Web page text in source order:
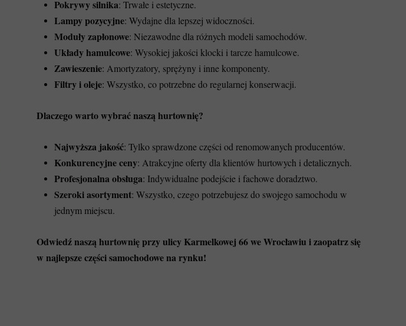
Pokrywy silnika: Trwałe i estetyczne.
Lampy pozycyjne: Wydajne dla lepszej widoczności.
Moduły zapłonowe: Niezawodne dla różnych modeli samochodów.
Układy hamulcowe: Wysokiej jakości klocki i tarcze hamulcowe.
Zawieszenie: Amortyzatory, sprężyny i inne komponenty.
Filtry i oleje: Wszystko, co potrzebne do regularnej konserwacji.
Dlaczego warto wybrać naszą hurtownię?
Najwyższa jakość: Tylko sprawdzone części od renomowanych producentów.
Konkurencyjne ceny: Atrakcyjne oferty dla klientów hurtowych i detalicznych.
Profesjonalna obsługa: Indywidualne podejście i fachowe doradztwo.
Szeroki asortyment: Wszystko, czego potrzebujesz do swojego samochodu w
jednym miejscu.
Odwiedź naszą hurtownię przy ulicy Karmelkowej 66 we Wrocławiu i zaopatrz się
w najlepsze części samochodowe na rynku!